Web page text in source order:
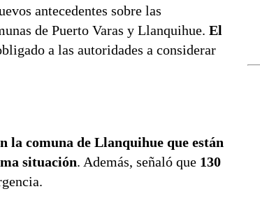
antecedentes sobre las
de Puerto Varas y Llanquihue. El
a las autoridades a considerar
la comuna de Llanquihue que están
situación. Además, señaló que 130